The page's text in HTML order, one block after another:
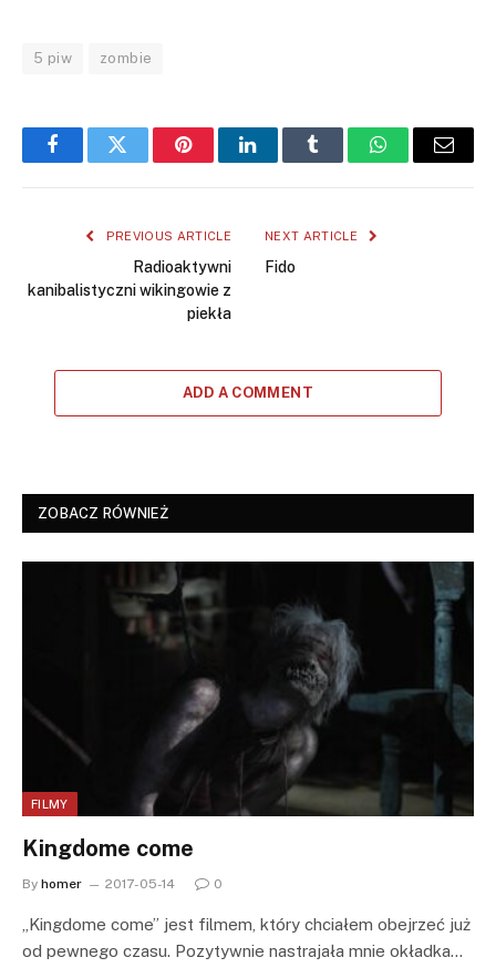
5 piw zombie
FacebookTwitter PinterestLinkedInTumblr WhatsAppEmail
PREVIOUS ARTICLE
Radioaktywni
kanibalistyczni wikingowie z
piekła
NEXT ARTICLE
Fido
ADD A COMMENT
ZOBACZ RÓWNIEŻ
FILMY
Kingdome come
By homer 2017-05-14 0
„Kingdome come” jest filmem, który chciałem obejrzeć już
od pewnego czasu. Pozytywnie nastrajała mnie okładka…